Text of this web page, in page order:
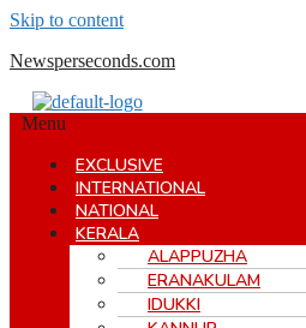
Skip to content
Newsperseconds.com
Menu
EXCLUSIVE
INTERNATIONAL
NATIONAL
KERALA
ALAPPUZHA
ERANAKULAM
IDUKKI